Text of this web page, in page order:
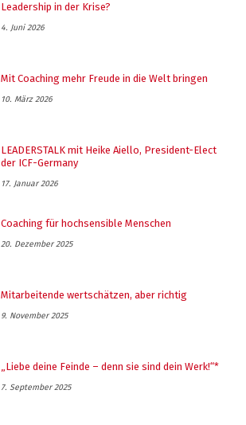
Leadership in der Krise?
4. Juni 2026
Mit Coaching mehr Freude in die Welt bringen
10. März 2026
LEADERSTALK mit Heike Aiello, President-Elect
der ICF-Germany
17. Januar 2026
Coaching für hochsensible Menschen
20. Dezember 2025
Mitarbeitende wertschätzen, aber richtig
9. November 2025
„Liebe deine Feinde – denn sie sind dein Werk!“*
7. September 2025